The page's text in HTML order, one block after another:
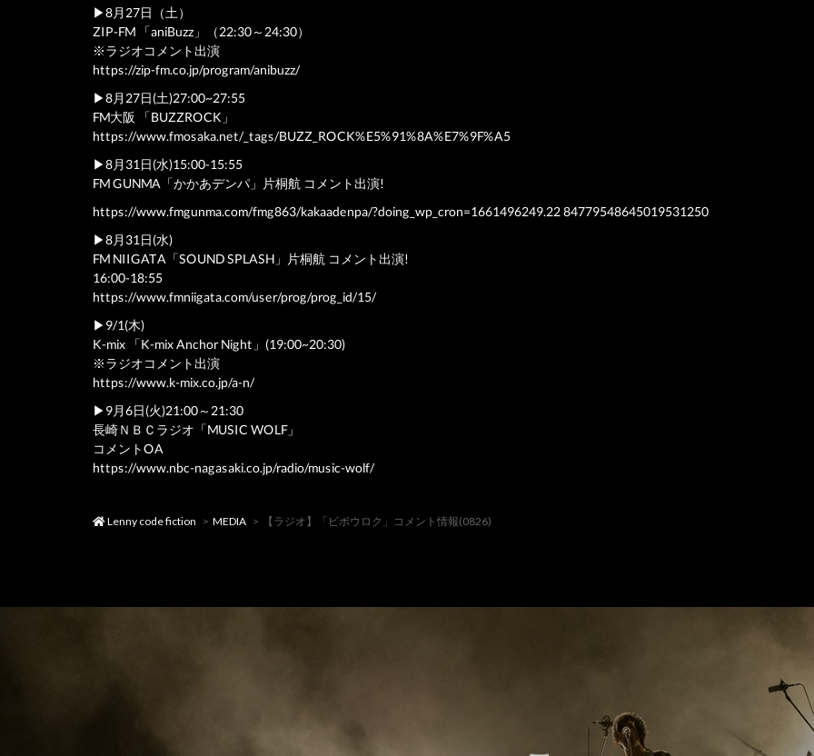
▶︎8月27日（土）
ZIP-FM 「aniBuzz」（22:30～24:30）
※ラジオコメント出演
https://zip-fm.co.jp/program/anibuzz/
▶︎8月27日(土)27:00~27:55
FM大阪 「BUZZROCK」
https://www.fmosaka.net/_tags/BUZZ_ROCK%E5%91%8A%E7%9F%A5
▶︎8月31日(水)15:00-15:55
FM GUNMA「かかあデンパ」片桐航 コメント出演!
https://www.fmgunma.com/fmg863/kakaadenpa/?doing_wp_cron=1661496249.22 84779548645019531250
▶︎8月31日(水)
FM NIIGATA「SOUND SPLASH」片桐航 コメント出演!
16:00-18:55
https://www.fmniigata.com/user/prog/prog_id/15/
▶︎9/1(木)
K-mix 「K-mix Anchor Night」(19:00~20:30)
※ラジオコメント出演
https://www.k-mix.co.jp/a-n/
▶︎9月6日(火)21:00～21:30
長崎ＮＢＣラジオ「MUSIC WOLF」
コメントOA
https://www.nbc-nagasaki.co.jp/radio/music-wolf/
Lenny code fiction MEDIA 【ラジオ】「ビボウロク」コメント情報(0826)